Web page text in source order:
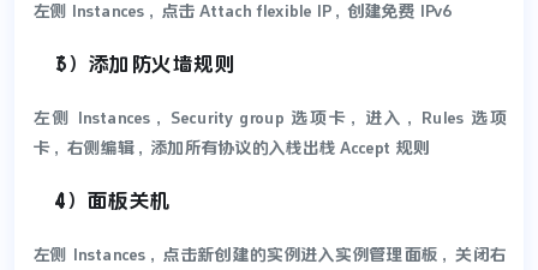
左侧 Instances，点击 Attach flexible IP，创建免费 IPv6
（3）添加防火墙规则
左侧 Instances，Security group 选项卡，进入，Rules 选项
卡，右侧编辑，添加所有协议的入栈出栈 Accept 规则
（4）面板关机
左侧 Instances，点击新创建的实例进入实例管理面板，关闭右